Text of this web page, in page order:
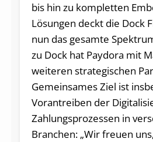
bis hin zu kompletten
Lösungen deckt die Dock
nun das gesamte
zu Dock hat Paydora mit
weiteren strategischen
Gemeinsames Ziel ist
Vorantreiben der
Zahlungsprozessen in
Branchen: „Wir freuen